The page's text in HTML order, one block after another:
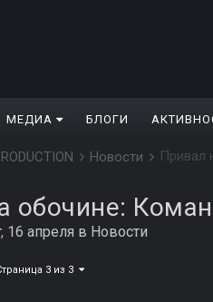
МЕДИА БЛОГИ
Новости Привал
обочине:
, 16 апреля в Новости
3 из 3